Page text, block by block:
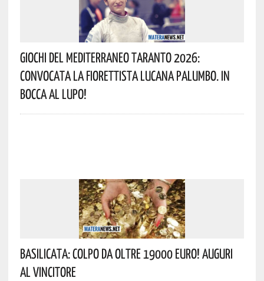
Giochi Del Mediterraneo Taranto 2026:
Convocata La Fiorettista Lucana Palumbo. In
Bocca Al Lupo!
Basilicata: Colpo Da Oltre 19000 Euro! Auguri
Al Vincitore